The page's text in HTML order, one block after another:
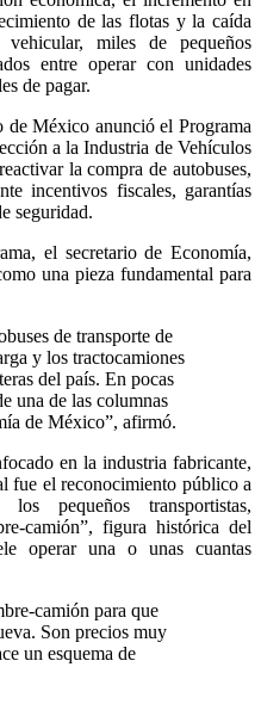
de las flotas y la caída
miles de pequeños
entre operar con unidades
de pagar.
de México anunció el Programa
a la Industria de Vehículos
la compra de autobuses,
incentivos fiscales, garantías
seguridad.
el secretario de Economía,
una pieza fundamental para
de transporte de
y los tractocamiones
del país. En pocas
una de las columnas
de México”, afirmó.
en la industria fabricante,
fue el reconocimiento público a
pequeños transportistas,
camión”, figura histórica del
operar una o unas cuantas
camión para que
Son precios muy
un esquema de